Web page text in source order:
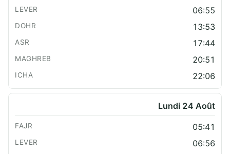
06:55
13:53
17:44
20:51
22:06
Lundi 24 Août
05:41
06:56